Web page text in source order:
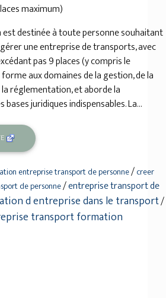
maximum)
destinée à toute personne souhaitant
une entreprise de transports, avec
pas 9 places (y compris le
aux domaines de la gestion, de la
réglementation, et aborde la
bases juridiques indispensables. La...
entreprise transport de personne/creer
de personne/entreprise transport de
d entreprise dans le transport/
transport formation